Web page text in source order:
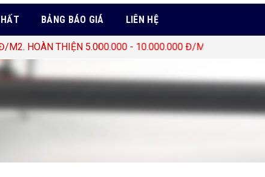
BẢNG BÁO GIÁ LIÊN HỆ
HOÀN THIỆN 5.000.000 - 10.000.000 Đ/M2